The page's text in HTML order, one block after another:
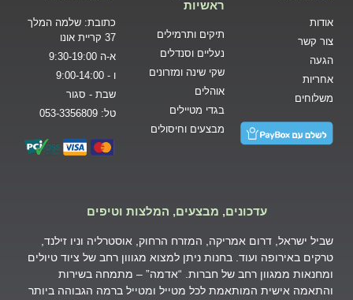
אודות
צור קשר
הגעה
אחריות
משלוחים
ראשיות
תיקים ותרמילים
נעליים וסנדלים
שקי שינה ומזרונים
אוהלים
בגדי מטיילים
מבצעים וחיסולים
כתובת: שלמה המלך
37 קריית אונו
א-ה 9:30-19:00
ו - 9:00-14:00
שבת - סגור
טל: 053-3356809
עדכונים, מבצעים, המלצות וטיפים
שביל ישראל, דרום אמריקה, המזרח הרחוק, אוסטרליה וניו זילנד,
טרקים באירופה ועוד. בחנות ניתן למצוא מגווון רחב של ציוד טיולים
ומחנאות ממגוון רחב של חברות. “אדמה” – מתמחה בשירות
והתאמה אישית המותאמת לכל מטייל ומטייל ברמה הגבוהה ביותר